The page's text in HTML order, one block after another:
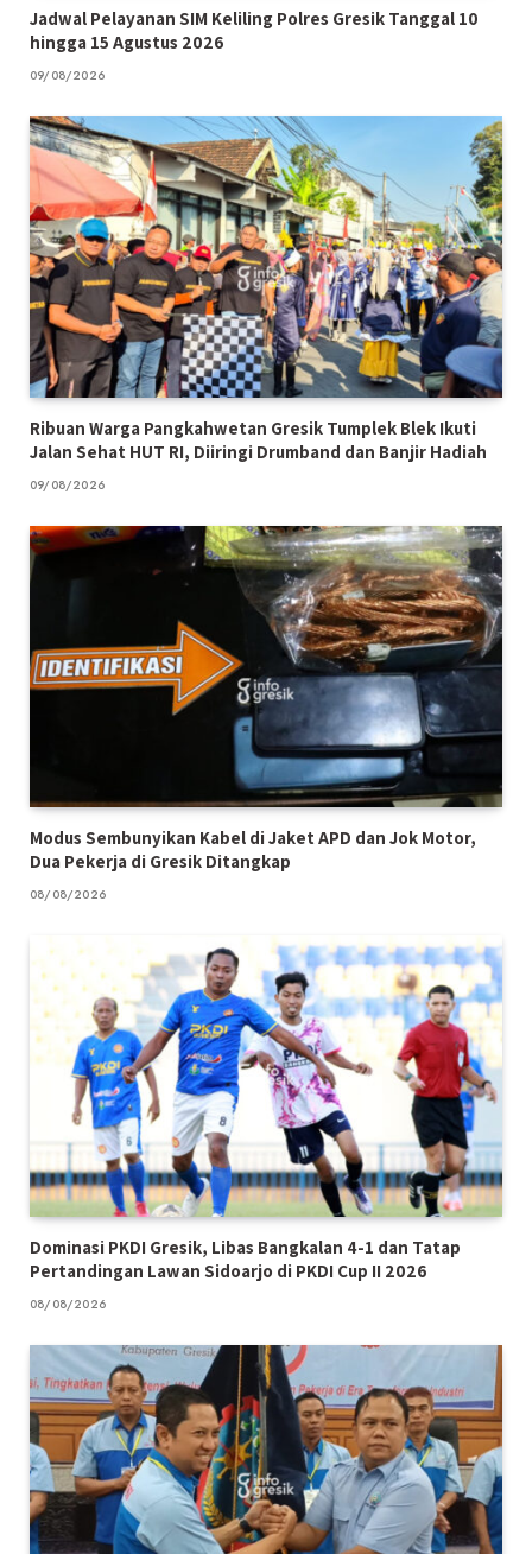
Jadwal Pelayanan SIM Keliling Polres Gresik Tanggal 10
hingga 15 Agustus 2026
09/08/2026
Ribuan Warga Pangkahwetan Gresik Tumplek Blek Ikuti
Jalan Sehat HUT RI, Diiringi Drumband dan Banjir Hadiah
09/08/2026
Modus Sembunyikan Kabel di Jaket APD dan Jok Motor,
Dua Pekerja di Gresik Ditangkap
08/08/2026
Dominasi PKDI Gresik, Libas Bangkalan 4-1 dan Tatap
Pertandingan Lawan Sidoarjo di PKDI Cup II 2026
08/08/2026